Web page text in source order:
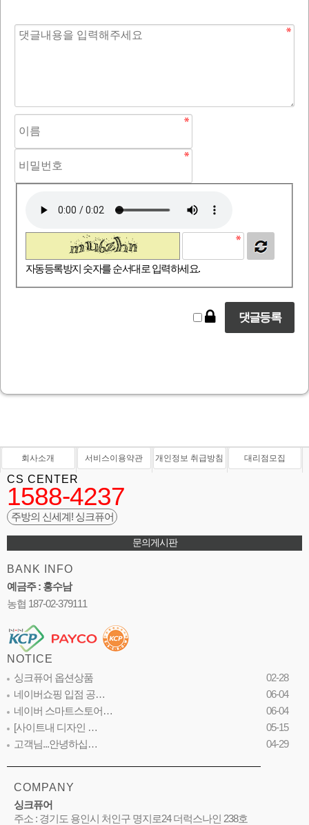
자동등록방지 숫자를 순서대로 입력하세요.
회사소개 서비스이용약관 개인정보 취급방침 대리점모집
CS CENTER
1588-4237
주방의 신세계! 싱크퓨어
문의게시판
BANK INFO
예금주 : 홍수남
농협 187-02-379111
NOTICE
싱크퓨어 옵션상품
02-28
네이버쇼핑 입점 공…
06-04
네이버 스마트스토어…
06-04
[사이트내 디자인 …
05-15
고객님...안녕하십…
04-29
COMPANY
싱크퓨어
주소 : 경기도 용인시 처인구 명지로24 더럭스나인 238호